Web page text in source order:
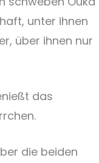
unter ihnen
über ihnen nur
das
die beiden